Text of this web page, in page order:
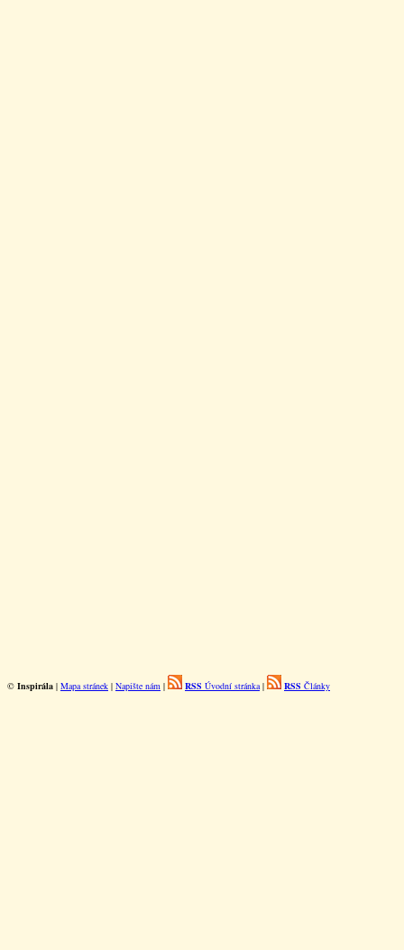
© Inspirála | Mapa stránek | Napište nám | RSS Úvodní stránka| RSS Články